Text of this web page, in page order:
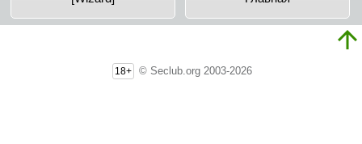
18+ © Seclub.org 2003-2026